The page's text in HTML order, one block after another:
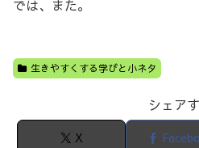
では、また。
生きやすくする学びと小ネタ
シェア
X